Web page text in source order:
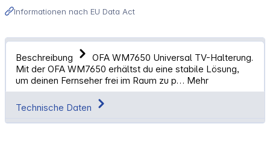
Informationen nach EU Data Act
Beschreibung
OFA WM7650 Universal TV-Halterung.
Mit der OFA WM7650 erhältst du eine stabile Lösung,
um deinen Fernseher frei im Raum zu p… Mehr
Technische Daten